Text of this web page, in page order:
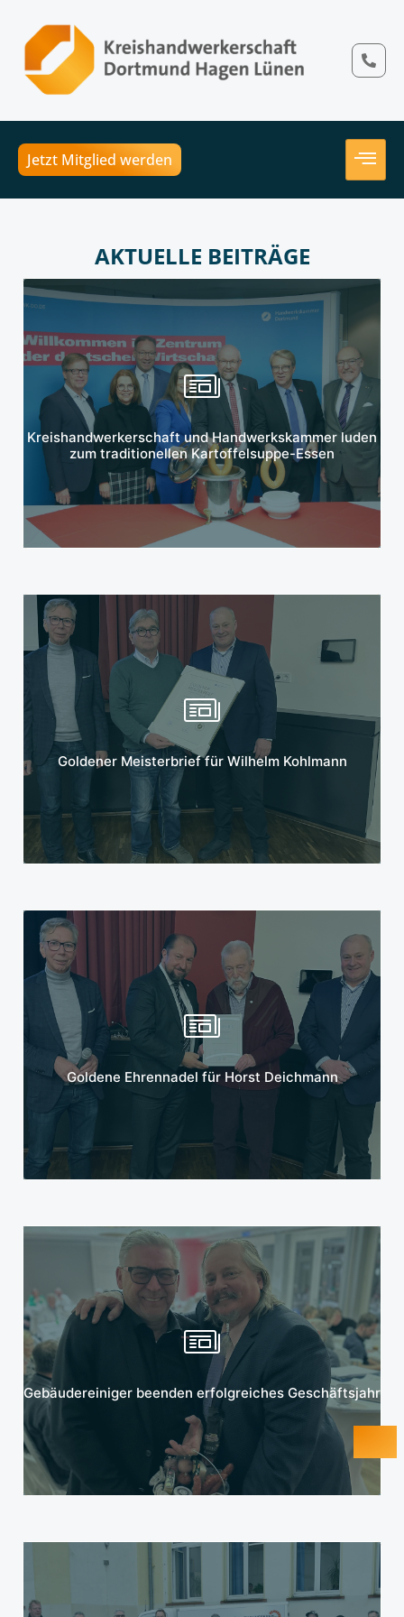
Jetzt Mitglied werden
AKTUELLE BEITRÄGE
Kreishandwerkerschaft und Handwerkskammer luden
zum traditionellen Kartoffelsuppe-Essen
Mehr erfahren
Goldener Meisterbrief für Wilhelm Kohlmann
Mehr erfahren
Goldene Ehrennadel für Horst Deichmann
Mehr erfahren
Gebäudereiniger beenden erfolgreiches Geschäftsjahr
Mehr erfahren